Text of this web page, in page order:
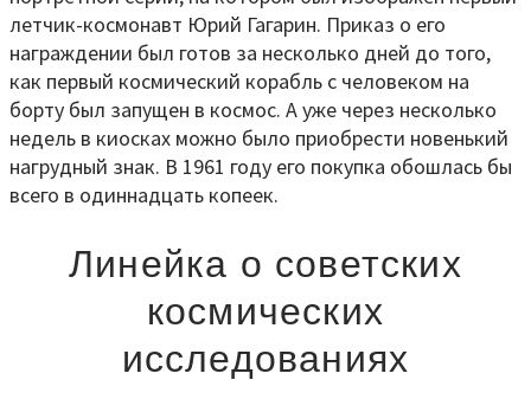
летчик-космонавт Юрий Гагарин. Приказ о его
награждении был готов за несколько дней до того,
как первый космический корабль с человеком на
борту был запущен в космос. А уже через несколько
недель в киосках можно было приобрести новенький
нагрудный знак. В 1961 году его покупка обошлась бы
всего в одиннадцать копеек.
Линейка о советских
космических
исследованиях